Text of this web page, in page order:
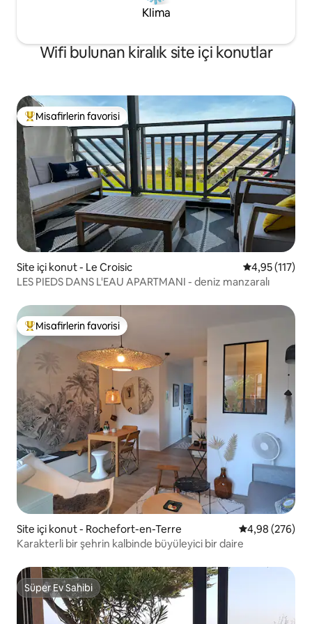
Klima
Wifi bulunan kiralık site içi konutlar
Misafirlerin favorilerinden en beğenilenler arasında
Misafirlerin favorisi
Site içi konut - Le Croisic 5 üzerinden
4,95 (117)
LES PIEDS DANS L'EAU APARTMANI - deniz manzaralı
Misafirlerin favorilerinden en beğenilenler arasında
Misafirlerin favorisi
Site içi konut - Rochefort-en-Terre 5 üzerinden
4,98 (276)
Karakterli bir şehrin kalbinde büyüleyici bir daire
Süper Ev Sahibi
Süper Ev Sahibi